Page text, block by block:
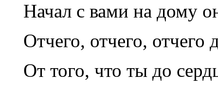
Начал с вами на дому
Отчего, отчего, отчего
От того, что ты до